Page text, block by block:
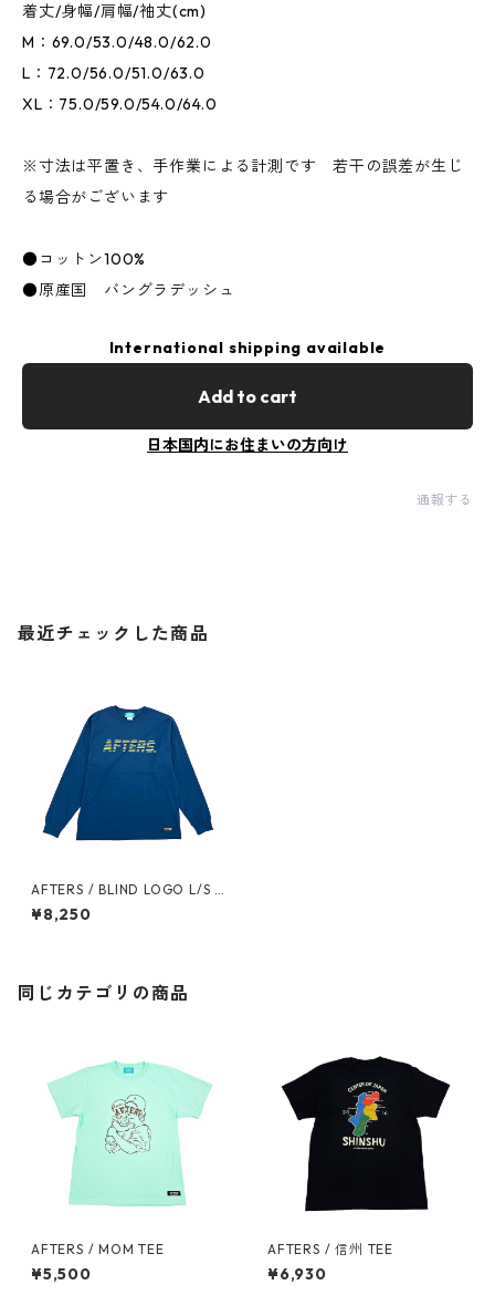
着丈/身幅/肩幅/袖丈(cm)
M：69.0/53.0/48.0/62.0
L：72.0/56.0/51.0/63.0
XL：75.0/59.0/54.0/64.0
※寸法は平置き、手作業による計測です 若干の誤差が生じ
る場合がございます
●コットン100%
●原産国 バングラデッシュ
International shipping available
Add to cart
日本国内にお住まいの方向け
通報する
最近チェックした商品
AFTERS / BLIND LOGO L/S T
EE
¥8,250
同じカテゴリの商品
AFTERS / MOM TEE
¥5,500
AFTERS / 信州 TEE
¥6,930